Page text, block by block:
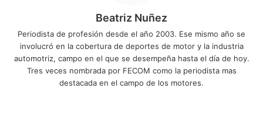
Beatriz Nuñez
Periodista de profesión desde el año 2003. Ese mismo año se
involucró en la cobertura de deportes de motor y la industria
automotriz, campo en el que se desempeña hasta el día de hoy.
Tres veces nombrada por FECOM como la periodista mas
destacada en el campo de los motores.